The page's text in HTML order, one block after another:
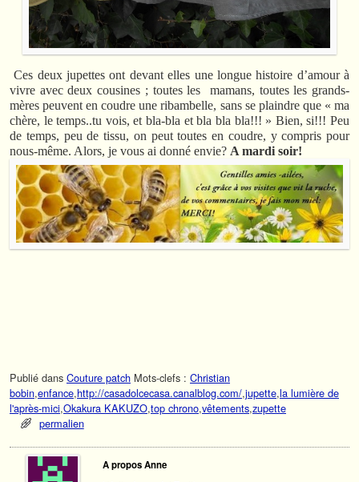
Ces deux jupettes ont devant elles une longue histoire d’amour à
vivre avec deux cousines ; toutes les mamans, toutes les grands-
mères peuvent en coudre une ribambelle, sans se plaindre que « ma
chère, le temps..tu vois, et bla-bla et bla bla bla!!! » Bien, si!!! Peu
de temps, peu de tissu, on peut toutes en coudre, y compris pour
nous-même. Alors, je vous ai donné envie? A mardi soir!
Publié dans Couture patch Mots-clefs : Christian
bobin,enfance,http://casadolcecasa.canalblog.com/,jupette,la lumière de
l'après-mici,Okakura KAKUZO,top chrono,vêtements,zupette
permalien
A propos Anne